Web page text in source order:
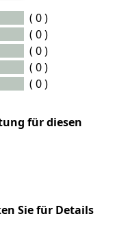
( 0 )
( 0 )
( 0 )
( 0 )
( 0 )
für diesen
Sie für Details